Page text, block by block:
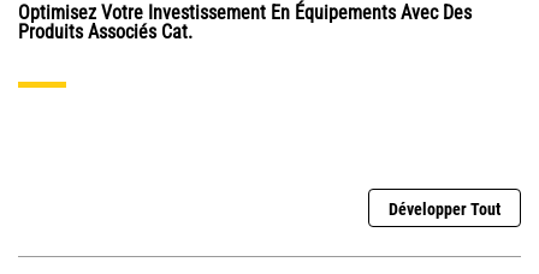
Optimisez Votre Investissement En Équipements Avec Des
Produits Associés Cat.
Développer Tout